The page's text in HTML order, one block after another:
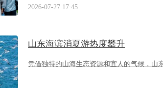
2026-07-27 17:45
山东海滨消夏游热度攀升
凭借独特的山海生态资源和宜人的气候，山